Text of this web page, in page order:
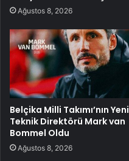
Ağustos 8, 2026
Belçika Milli Takımı’nın Yeni
Teknik Direktörü Mark van
Bommel Oldu
Ağustos 8, 2026